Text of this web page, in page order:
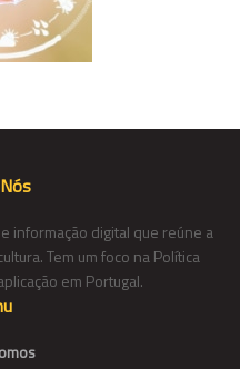
informação digital que reúne a
Tem um foco na Política
em Portugal.